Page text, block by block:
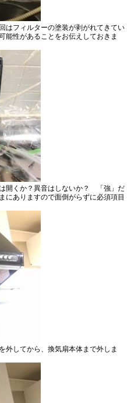
はフィルターの塗装が剥がれてきてい
能性があることをお伝えしておきま
は開くか？異音はしないか？ 「強」だ
にありますので面倒がらずに必須項目
外してから、換気扇本体まで外しま